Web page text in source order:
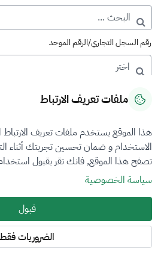
رقم السجل التجاري/الرقم الموحد
رقم الترخيص
التصنيف
VFR3
فرع التقييم
الآلات والمعدات والممتلكات المنقولة
ملفات تعريف الارتباط
هذا الموقع يستخدم ملفات تعريف
الاستخدام و ضمان تحسين تجربتك أثناء
تصفح هذا الموقع, فانك تقر بقبول
سياسة الخصوصية
قبول
الضروريات فقط